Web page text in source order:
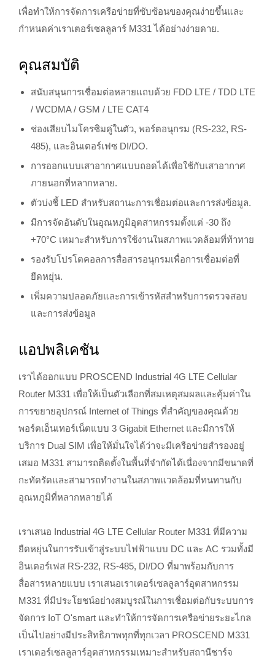
เพื่อทำให้การจัดการเครือข่ายที่ซับซ้อนของคุณง่ายขึ้นและ
กำหนดค่าเราเตอร์เซลลูลาร์ M331 ได้อย่างง่ายดาย.
คุณสมบัติ
สนับสนุนการเชื่อมต่อหลายแถบด้วย FDD LTE / TDD LTE
/ WCDMA / GSM / LTE CAT4
ช่องเสียบไมโครซิมคู่ในตัว, พอร์ตอนุกรม (RS-232, RS-
485), และอินเตอร์เฟซ DI/DO.
การออกแบบเสาอากาศแบบถอดได้เพื่อใช้กับเสาอากาศ
ภายนอกที่หลากหลาย.
ตัวบ่งชี้ LED สำหรับสถานะการเชื่อมต่อและการส่งข้อมูล.
มีการจัดอันดับในอุณหภูมิอุตสาหกรรมตั้งแต่ -30 ถึง
+70°C เหมาะสำหรับการใช้งานในสภาพแวดล้อมที่ท้าทาย
รองรับโปรโตคอลการสื่อสารอนุกรมเพื่อการเชื่อมต่อที่
ยืดหยุ่น.
เพิ่มความปลอดภัยและการเข้ารหัสสำหรับการตรวจสอบ
และการส่งข้อมูล
แอปพลิเคชัน
เราได้ออกแบบ PROSCEND Industrial 4G LTE Cellular
Router M331 เพื่อให้เป็นตัวเลือกที่สมเหตุสมผลและคุ้มค่าใน
การขยายอุปกรณ์ Internet of Things ที่สำคัญของคุณด้วย
พอร์ตเอ็นเทอร์เน็ตแบบ 3 Gigabit Ethernet และมีการให้
บริการ Dual SIM เพื่อให้มั่นใจได้ว่าจะมีเครือข่ายสำรองอยู่
เสมอ M331 สามารถติดตั้งในพื้นที่จำกัดได้เนื่องจากมีขนาดที่
กะทัดรัดและสามารถทำงานในสภาพแวดล้อมที่ทนทานกับ
อุณหภูมิที่หลากหลายได้
เราเสนอ Industrial 4G LTE Cellular Router M331 ที่มีความ
ยืดหยุ่นในการรับเข้าสู่ระบบไฟฟ้าแบบ DC และ AC รวมทั้งมี
อินเตอร์เฟส RS-232, RS-485, DI/DO ที่มาพร้อมกับการ
สื่อสารหลายแบบ เราเสนอเราเตอร์เซลลูลาร์อุตสาหกรรม
M331 ที่มีประโยชน์อย่างสมบูรณ์ในการเชื่อมต่อกับระบบการ
จัดการ IoT O'smart และทำให้การจัดการเครือข่ายระยะไกล
เป็นไปอย่างมีประสิทธิภาพทุกที่ทุกเวลา PROSCEND M331
เราเตอร์เซลลูลาร์อุตสาหกรรมเหมาะสำหรับสถานีชาร์จ